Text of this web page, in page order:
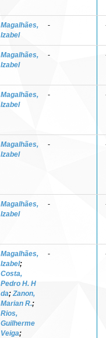
Magalhães,
Izabel
-
Magalhães,
Izabel
-
Magalhães,
Izabel
-
Magalhães,
Izabel
-
Magalhães,
Izabel
-
Magalhães,
Izabel;
Costa,
Pedro H. H
da; Zanon,
Marian R.;
Rios,
Guilherme
Veiga;
-